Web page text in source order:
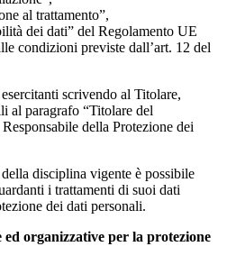
al trattamento”,
dei dati” del Regolamento UE
condizioni previste dall’art. 12 del
scrivendo al Titolare,
al paragrafo “Titolare del
della Protezione dei
disciplina vigente è possibile
i trattamenti di suoi dati
dei dati personali.
organizzative per la protezione